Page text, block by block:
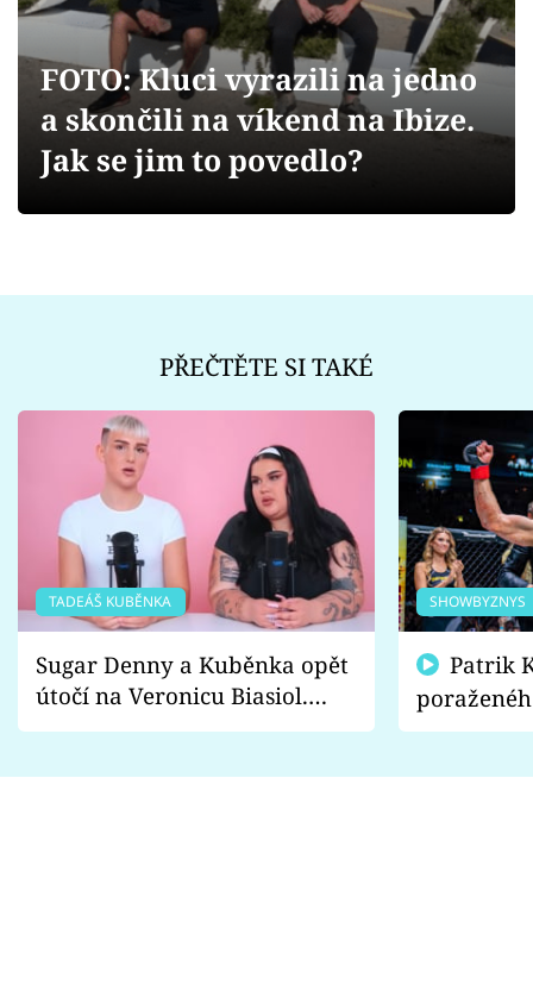
Videa
Sledujte prima+
FOTO: Kluci vyrazili na jedno
a skončili na víkend na Ibize.
Jak se jim to povedlo?
PŘEČTĚTE SI TAKÉ
TADEÁŠ KUBĚNKA
Sugar Denny a Kuběnka opět
útočí na Veronicu Biasiol.
Proč je podle nich falešná a
SHOWBYZNYS
fanoušci